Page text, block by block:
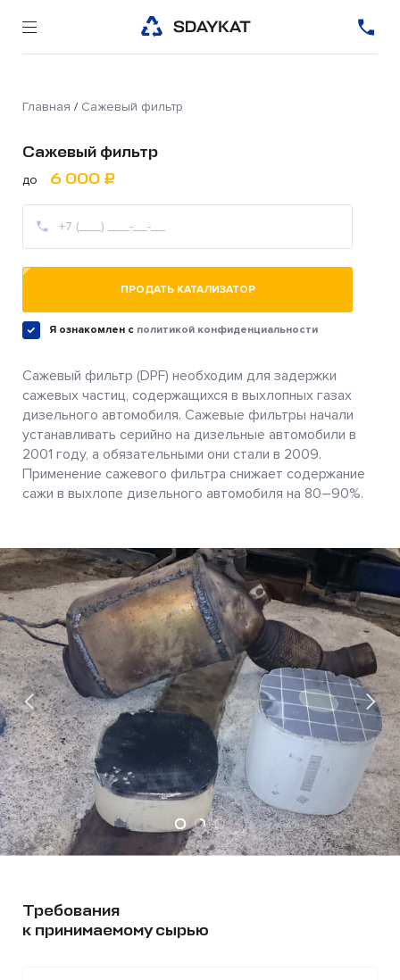
Главная / Сажевый фильтр
Сажевый фильтр
до 6 000 ₽
Сажевый фильтр (DPF) необходим для задержки
сажевых частиц, содержащихся в выхлопных газах
дизельного автомобиля. Сажевые фильтры начали
устанавливать серийно на дизельные автомобили в
2001 году, а обязательными они стали в 2009.
Применение сажевого фильтра снижает содержание
сажи в выхлопе дизельного автомобиля на 80–90%.
ПРОДАТЬ КАТАЛИЗАТОР
Я ознакомлен c политикой конфиденциальности
Требования
к принимаемому сырью